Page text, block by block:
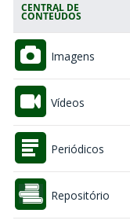
CENTRAL DE
CONTEÚDOS
Imagens
Vídeos
Periódicos
Repositório